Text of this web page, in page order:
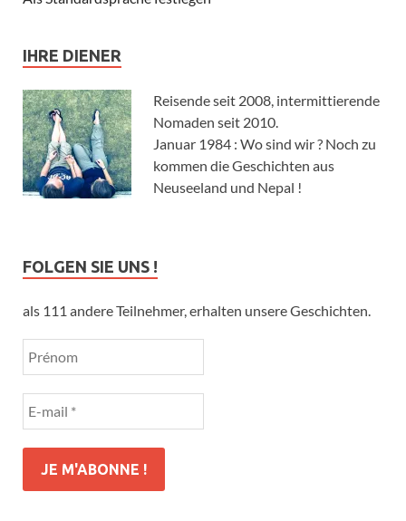
IHRE DIENER
Reisende seit 2008, intermittierende
Nomaden seit 2010.
Januar 1984 : Wo sind wir ? Noch zu
kommen die Geschichten aus
Neuseeland und Nepal !
FOLGEN SIE UNS !
als 111 andere Teilnehmer, erhalten unsere Geschichten.